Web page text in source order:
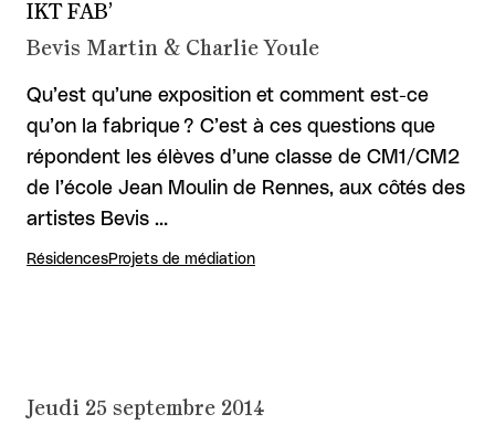
IKT FAB’
Bevis Martin & Charlie Youle
Qu’est qu’une exposition et comment est-ce
qu’on la fabrique ? C’est à ces questions que
répondent les élèves d’une classe de CM1/CM2
de l’école Jean Moulin de Rennes, aux côtés des
artistes Bevis …
RésidencesProjets de médiation
Jeudi 25 septembre 2014